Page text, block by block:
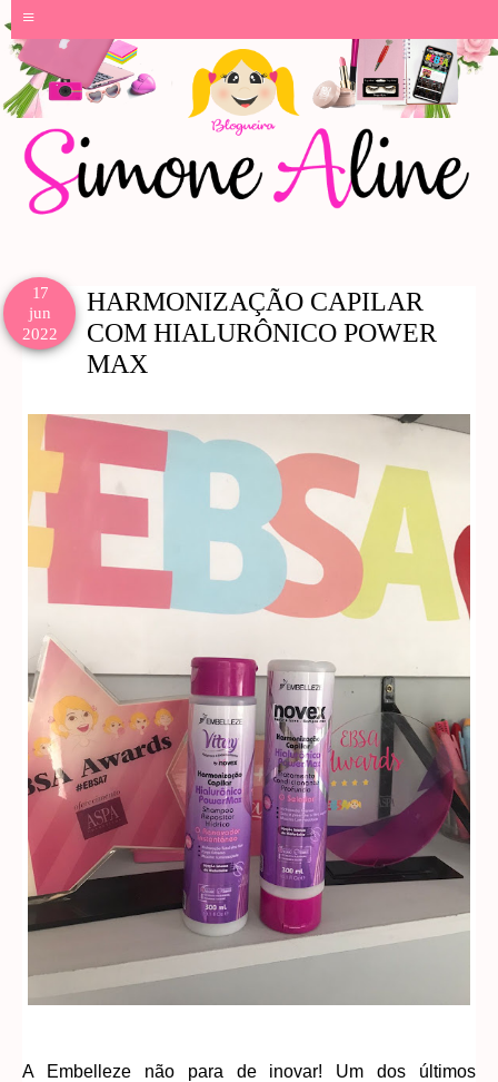
≡
17
jun
2022
HARMONIZAÇÃO CAPILAR
COM HIALURÔNICO POWER
MAX
A Embelleze não para de inovar! Um dos últimos